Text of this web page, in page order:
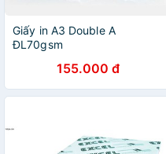
Giấy in A3 Double A
ĐL70gsm
155.000 đ